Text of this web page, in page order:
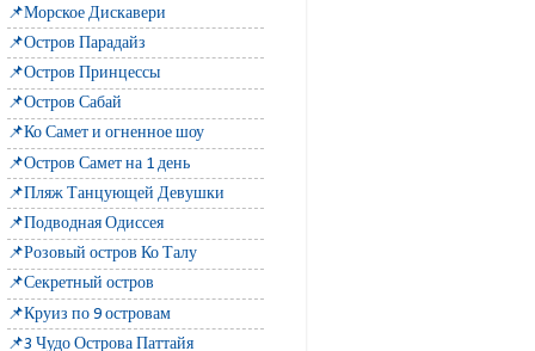
📌Морское Дискавери
📌Остров Парадайз
📌Остров Принцессы
📌Остров Сабай
📌Ко Самет и огненное шоу
📌Остров Самет на 1 день
📌Пляж Танцующей Девушки
📌Подводная Одиссея
📌Розовый остров Ко Талу
📌Секретный остров
📌Круиз по 9 островам
📌3 Чудо Острова Паттайя